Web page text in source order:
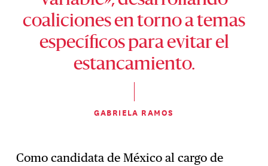
coaliciones en torno a temas
específicos para evitar el
estancamiento.
GABRIELA RAMOS
Como candidata de México al cargo de